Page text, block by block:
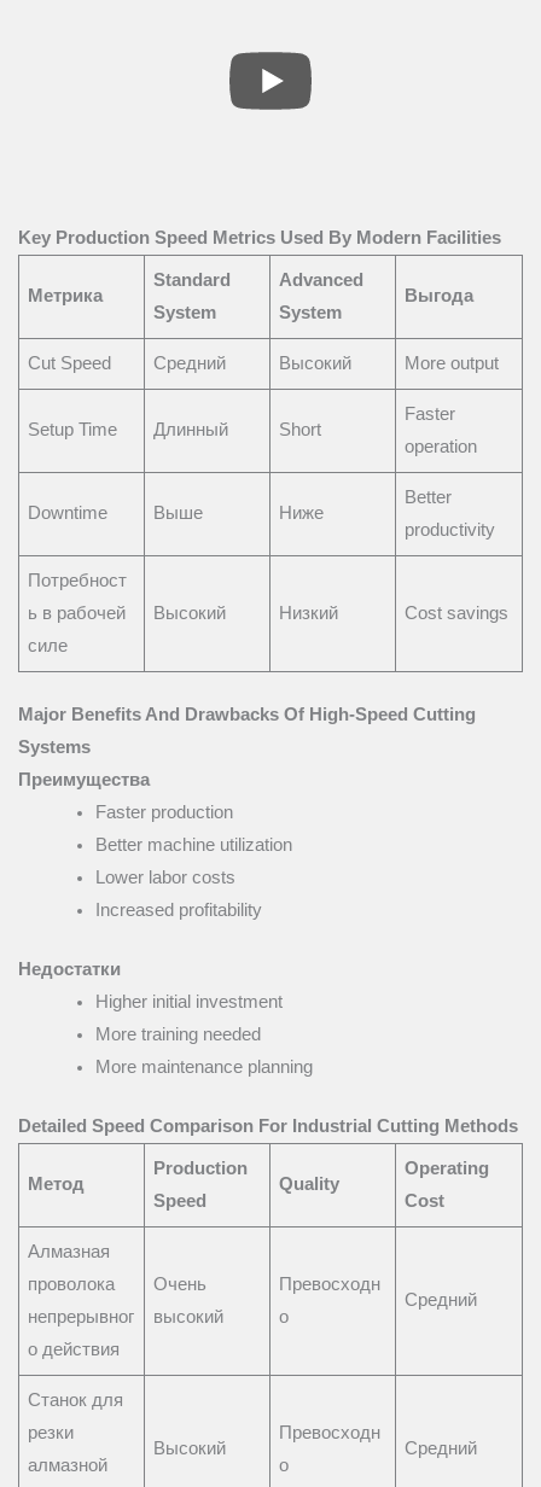
Key Production Speed Metrics Used By Modern Facilities
Метрика
Standard
System
Advanced
System
Выгода
Cut Speed Средний Высокий More output
Setup Time Длинный Short
Faster
operation
Downtime Выше Ниже
Better
productivity
Потребност
ь в рабочей
силе
Высокий Низкий Cost savings
Major Benefits And Drawbacks Of High-Speed Cutting
Systems
Преимущества
Faster production
Better machine utilization
Lower labor costs
Increased profitability
Недостатки
Higher initial investment
More training needed
More maintenance planning
Detailed Speed Comparison For Industrial Cutting Methods
Метод
Production
Speed
Quality
Operating
Cost
Алмазная
проволока
непрерывног
о действия
Очень
высокий
Превосходн
о
Средний
Станок для
резки
алмазной
Высокий
Превосходн
о
Средний